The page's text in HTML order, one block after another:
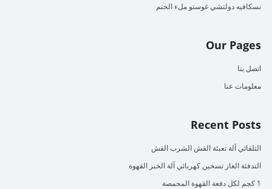
نسكافيه دولتشي غوستو ملء الختم
Our Pages
اتصل بنا
معلومات عنا
Recent Posts
التلقائي آلة تعبئة القش الشرب القش
التدفئة الغاز تسخين كهربائي آلة الخبز القهوة
1 كجم لكل دفعة القهوة المحمصة